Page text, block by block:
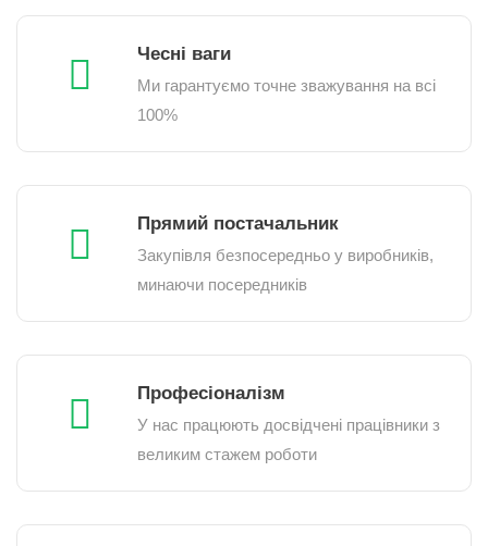
Чесні ваги
Ми гарантуємо точне зважування на всі
100%
Прямий постачальник
Закупівля безпосередньо у виробників,
минаючи посередників
Професіоналізм
У нас працюють досвідчені працівники з
великим стажем роботи